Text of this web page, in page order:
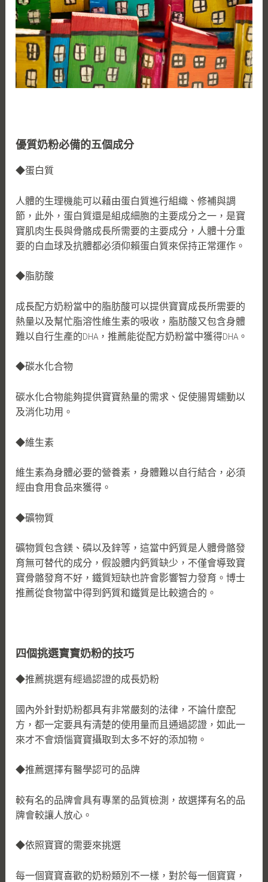
優質奶粉必備的五個成分
◆蛋白質
人體的生理機能可以藉由蛋白質進行組織、修補與調
節，此外，蛋白質還是組成細胞的主要成分之一，是寶
寶肌肉生長與骨骼成長所需要的主要成分，人體十分重
要的白血球及抗體都必須仰賴蛋白質來保持正常運作。
◆脂肪酸
成長配方奶粉當中的脂肪酸可以提供寶寶成長所需要的
熱量以及幫忙脂溶性維生素的吸收，脂肪酸又包含身體
難以自行生產的DHA，推薦能從配方奶粉當中獲得DHA。
◆碳水化合物
碳水化合物能夠提供寶寶熱量的需求、促使腸胃蠕動以
及消化功用。
◆維生素
維生素為身體必要的營養素，身體難以自行結合，必須
經由食用食品來獲得。
◆礦物質
礦物質包含鎂、磷以及鋅等，這當中鈣質是人體骨骼發
育無可替代的成分，假設體内鈣質缺少，不僅會導致寶
寶骨骼發育不好，鐵質短缺也許會影響智力發育。博士
推薦從食物當中得到鈣質和鐵質是比較適合的。
四個挑選寶寶奶粉的技巧
◆推薦挑選有經過認證的成長奶粉
國內外針對奶粉都具有非常嚴刻的法律，不論什麼配
方，都一定要具有清楚的使用量而且通過認證，如此一
來才不會煩惱寶寶攝取到太多不好的添加物。
◆推薦選擇有醫學認可的品牌
較有名的品牌會具有專業的品質檢測，故選擇有名的品
牌會較讓人放心。
◆依照寶寶的需要來挑選
每一個寶寶喜歡的奶粉類別不一樣，對於每一個寶寶，